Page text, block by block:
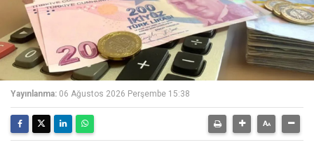
Yayınlanma: 06 Ağustos 2026 Perşembe 15:38